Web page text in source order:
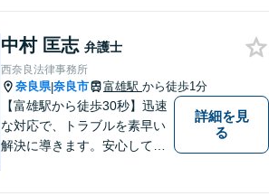
も惜しみません！「不安を安
心に」丁寧にサポートしま
す。お気軽にご相談ください
中村 匡志 弁護士
西奈良法律事務所
奈良県|奈良市 富雄駅 から徒歩1分
【富雄駅から徒歩30秒】迅速
な対応で、トラブルを素早い
解決に導きます。安心して話
詳細を見
る